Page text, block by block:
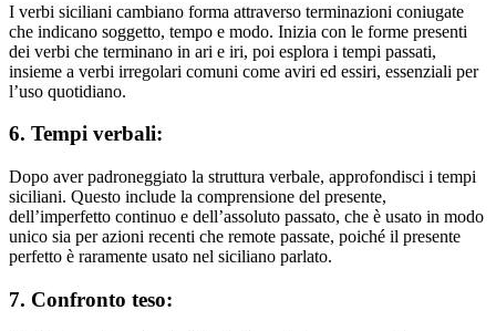
I verbi siciliani cambiano forma attraverso terminazioni coniugate
che indicano soggetto, tempo e modo. Inizia con le forme presenti
dei verbi che terminano in ari e iri, poi esplora i tempi passati,
insieme a verbi irregolari comuni come aviri ed essiri, essenziali per
l’uso quotidiano.
6. Tempi verbali:
Dopo aver padroneggiato la struttura verbale, approfondisci i tempi
siciliani. Questo include la comprensione del presente,
dell’imperfetto continuo e dell’assoluto passato, che è usato in modo
unico sia per azioni recenti che remote passate, poiché il presente
perfetto è raramente usato nel siciliano parlato.
7. Confronto teso: